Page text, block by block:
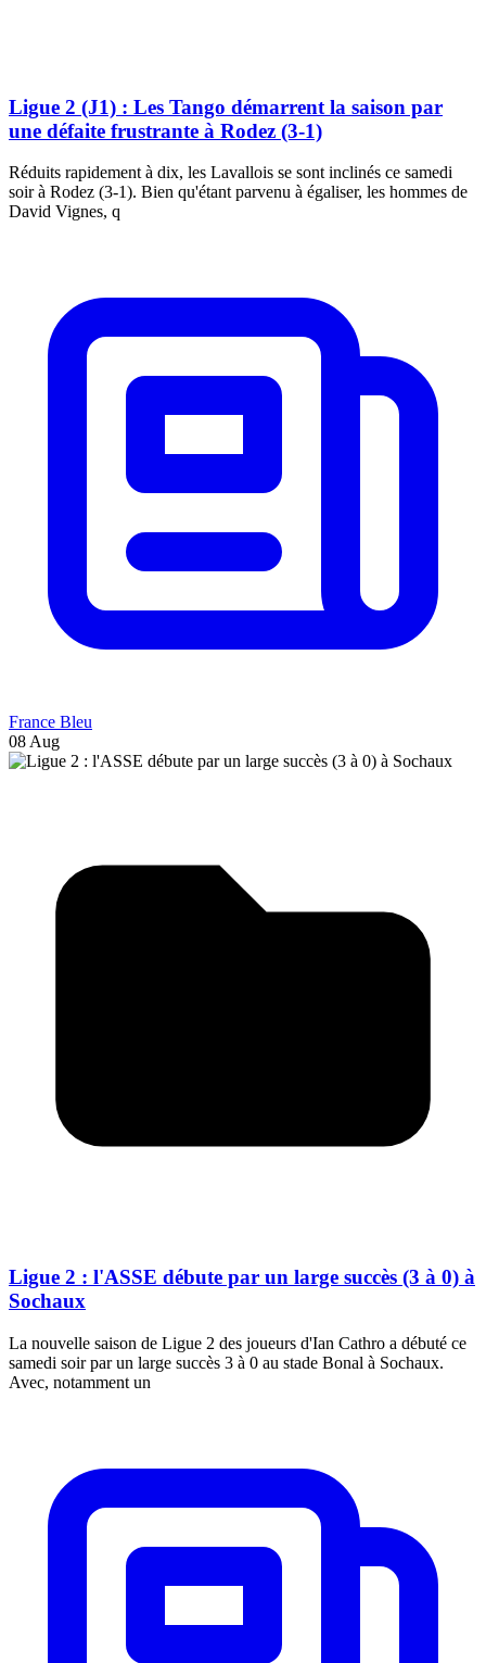
Ligue 2 (J1) : Les Tango démarrent la saison par
une défaite frustrante à Rodez (3-1)
Réduits rapidement à dix, les Lavallois se sont inclinés ce samedi
soir à Rodez (3-1). Bien qu'étant parvenu à égaliser, les hommes de
David Vignes, q
France Bleu
08 Aug
Ligue 2 : l'ASSE débute par un large succès (3 à 0) à
Sochaux
La nouvelle saison de Ligue 2 des joueurs d'Ian Cathro a débuté ce
samedi soir par un large succès 3 à 0 au stade Bonal à Sochaux.
Avec, notamment un